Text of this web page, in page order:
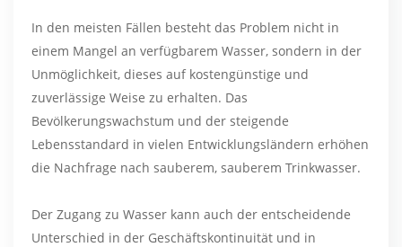
In den meisten Fällen besteht das Problem nicht in
einem Mangel an verfügbarem Wasser, sondern in der
Unmöglichkeit, dieses auf kostengünstige und
zuverlässige Weise zu erhalten. Das
Bevölkerungswachstum und der steigende
Lebensstandard in vielen Entwicklungsländern erhöhen
die Nachfrage nach sauberem, sauberem Trinkwasser.
Der Zugang zu Wasser kann auch der entscheidende
Unterschied in der Geschäftskontinuität und in